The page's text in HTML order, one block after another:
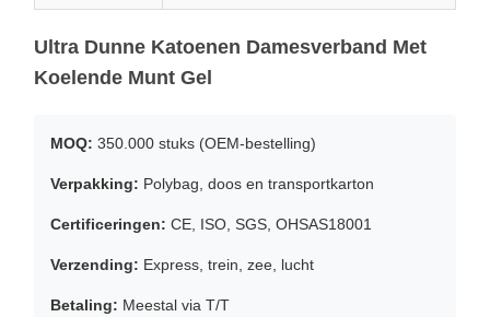
Ultra Dunne Katoenen Damesverband Met
Koelende Munt Gel
MOQ: 350.000 stuks (OEM-bestelling)
Verpakking: Polybag, doos en transportkarton
Certificeringen: CE, ISO, SGS, OHSAS18001
Verzending: Express, trein, zee, lucht
Betaling: Meestal via T/T